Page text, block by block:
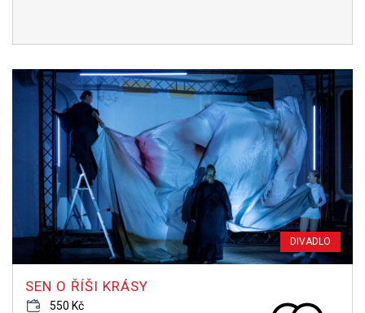
DIVADLO
SEN O ŘÍŠI KRÁSY
550 Kč